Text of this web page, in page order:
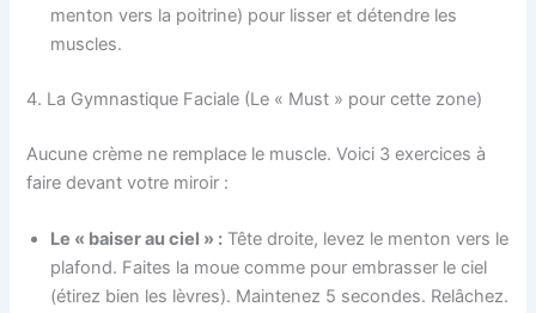
menton vers la poitrine) pour lisser et détendre les
muscles.
4. La Gymnastique Faciale (Le « Must » pour cette zone)
Aucune crème ne remplace le muscle. Voici 3 exercices à
faire devant votre miroir :
Le « baiser au ciel » : Tête droite, levez le menton vers le
plafond. Faites la moue comme pour embrasser le ciel
(étirez bien les lèvres). Maintenez 5 secondes. Relâchez.